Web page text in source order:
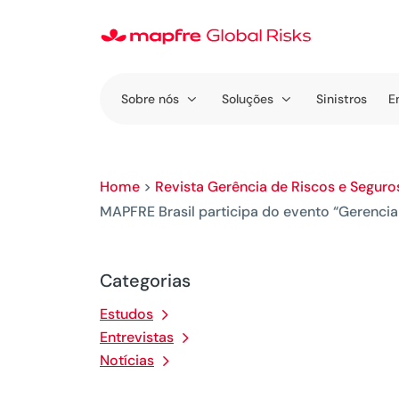
Sobre nós Soluções Sinistros
Home > Revista Gerência de Riscos e
MAPFRE Brasil participa do evento
Categorias
Estudos
Entrevistas
Notícias